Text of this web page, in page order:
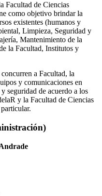
Facultad de Ciencias
como objetivo brindar la
existentes (humanos y
Limpieza, Seguridad y
Mantenimiento de la
la Facultad, Institutos y
a Facultad, la
y comunicaciones en
seguridad de acuerdo a los
y la Facultad de Ciencias